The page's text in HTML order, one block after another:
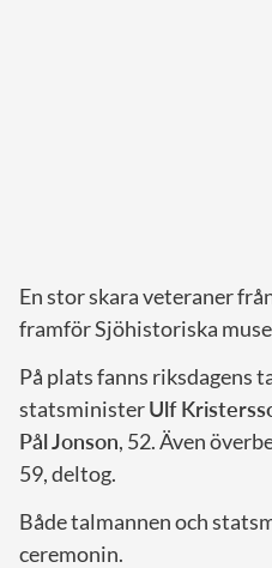
En stor skara veteraner
framför Sjöhistoriska
På plats fanns riksdagens
statsministerUlf
Pål Jonson, 52. Även
59, deltog.
Både talmannen och
ceremonin.